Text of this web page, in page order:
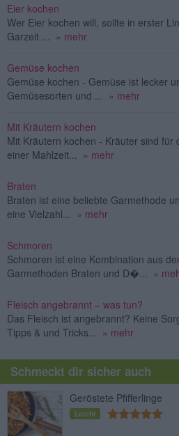
Eier kochen
Wer Eier kochen will, sollte in erster
Garzeit ...
» mehr
Gemüse kochen
Gemüse kochen - Gemüse ist lecker
Gemüsesorten und ...
» mehr
Mit Kräutern kochen
Mit Kräutern kochen - Kräuter sind für
einer Mahlzeit...
» mehr
Braten
Braten ist eine beliebte Garmethode
eine Vielzahl...
» mehr
Schmoren
Schmoren ist eine Kombination aus
Garmethoden Braten und D�...
»
Fleisch angebrannt – was tun?
Das Fleisch ist angebrannt? Keine
Tipps & und Tricks...
» mehr
Schmeckt dir sicher auch
Geröstete Pfifferlinge
Leicht